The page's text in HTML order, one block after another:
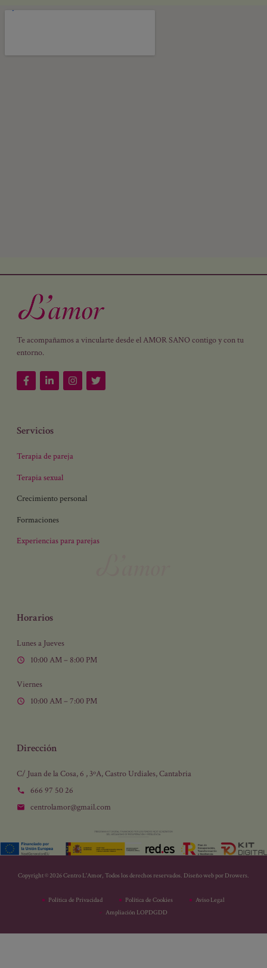
Te acompañamos a vincularte desde el AMOR SANO contigo y con tu
entorno.
Servicios
Terapia de pareja
Terapia sexual
Crecimiento personal
Formaciones
Experiencias para parejas
Horarios
Lunes a Jueves
10:00 AM – 8:00 PM
Viernes
10:00 AM – 7:00 PM
Dirección
C/ Juan de la Cosa, 6 , 3ºA, Castro Urdiales, Cantabria
666 97 50 26
centrolamor@gmail.com
Copyright © 2026 Centro L'Amor, Todos los derechos reservados. Diseño web por Drowers.
Política de Privacidad Política de Cookies
Aviso Legal
Ampliación LOPDGDD